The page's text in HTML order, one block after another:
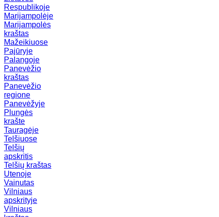
Respublikoje
Marijampolėje
Marijampolės
kraštas
Mažeikiuose
Pajūryje
Palangoje
Panevėžio
kraštas
Panevėžio
regione
Panevėžyje
Plungės
krašte
Tauragėje
Telšiuose
Telšių
apskritis
Telšių kraštas
Utenoje
Vainutas
Vilniaus
apskrityje
Vilniaus